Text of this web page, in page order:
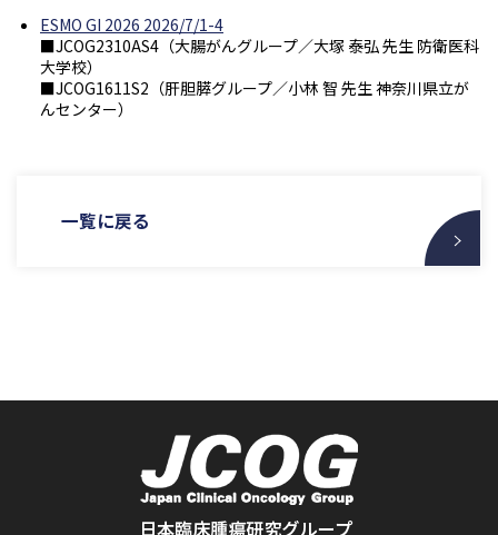
ESMO GI 2026 2026/7/1-4
■JCOG2310AS4（大腸がんグループ／大塚 泰弘 先生 防衛医科
大学校）
■JCOG1611S2（肝胆膵グループ／小林 智 先生 神奈川県立が
んセンター）
一覧に戻る